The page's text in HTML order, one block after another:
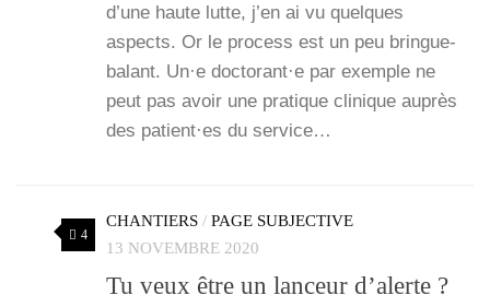
d’une haute lutte, j’en ai vu quelques
aspects. Or le pro­cess est un peu brin­gue­
ba­lant. Un·e doctorant·e par exemple ne
peut pas avoir une pra­tique cli­nique auprès
des patient·es du ser­vice…
4
CHANTIERS / PAGE SUBJECTIVE
13 NOVEMBRE 2020
Tu veux être un lanceur d’alerte ?